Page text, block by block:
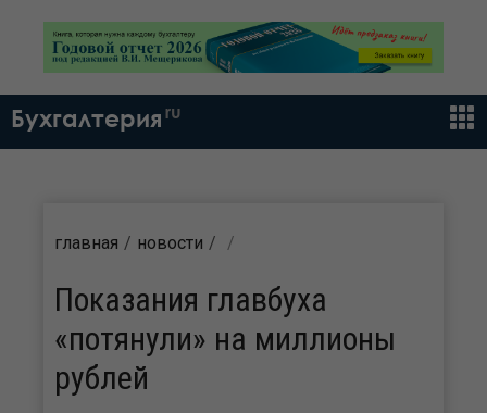
Бухгалтерия ru
главная новости
Показания главбуха
«потянули» на миллионы
рублей